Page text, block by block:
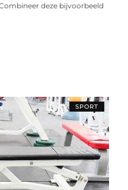
deze bijvoorbeeld
SPORT